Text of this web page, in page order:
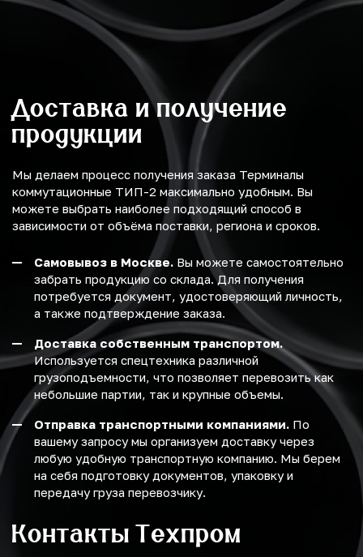
Доставка и получение
продукции
Мы делаем процесс получения заказа Терминалы
коммутационные ТИП-2 максимально удобным. Вы
можете выбрать наиболее подходящий способ в
зависимости от объёма поставки, региона и сроков.
Самовывоз в Москве. Вы можете самостоятельно
забрать продукцию со склада. Для получения
потребуется документ, удостоверяющий личность,
а также подтверждение заказа.
Доставка собственным транспортом.
Используется спецтехника различной
грузоподъемности, что позволяет перевозить как
небольшие партии, так и крупные объемы.
Отправка транспортными компаниями. По
вашему запросу мы организуем доставку через
любую удобную транспортную компанию. Мы берем
на себя подготовку документов, упаковку и
передачу груза перевозчику.
Контакты Техпром